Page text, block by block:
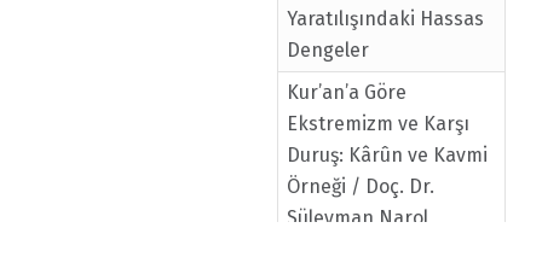
Yaratılışındaki Hassas
Dengeler
Kur’an’a Göre
Ekstremizm ve Karşı
Duruş: Kârûn ve Kavmi
Örneği / Doç. Dr.
Süleyman Narol